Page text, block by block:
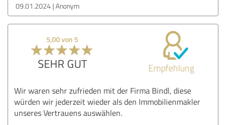
09.01.2024 Anonym
5,00 von 5
SEHR GUT Empfehlung
Wir waren sehr zufrieden mit der Firma Bindl, diese
würden wir jederzeit wieder als den Immobilienmakler
unseres Vertrauens auswählen.